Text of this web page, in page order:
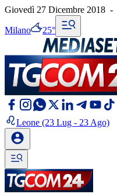
Giovedì 27 Dicembre 2018 -
Milano 25°
Leone (23 Lug - 23 Ago)